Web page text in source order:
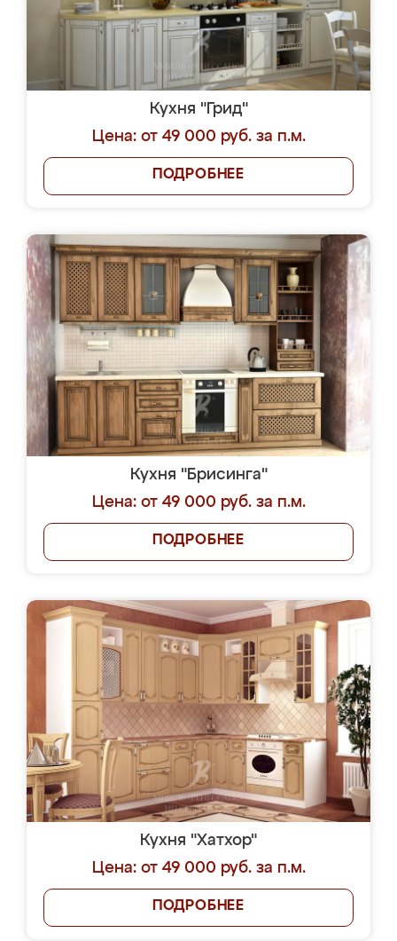
Кухня "Грид"
Цена: от 49 000 руб. за п.м.
ПОДРОБНЕЕ
Кухня "Брисинга"
Цена: от 49 000 руб. за п.м.
ПОДРОБНЕЕ
Кухня "Хатхор"
Цена: от 49 000 руб. за п.м.
ПОДРОБНЕЕ